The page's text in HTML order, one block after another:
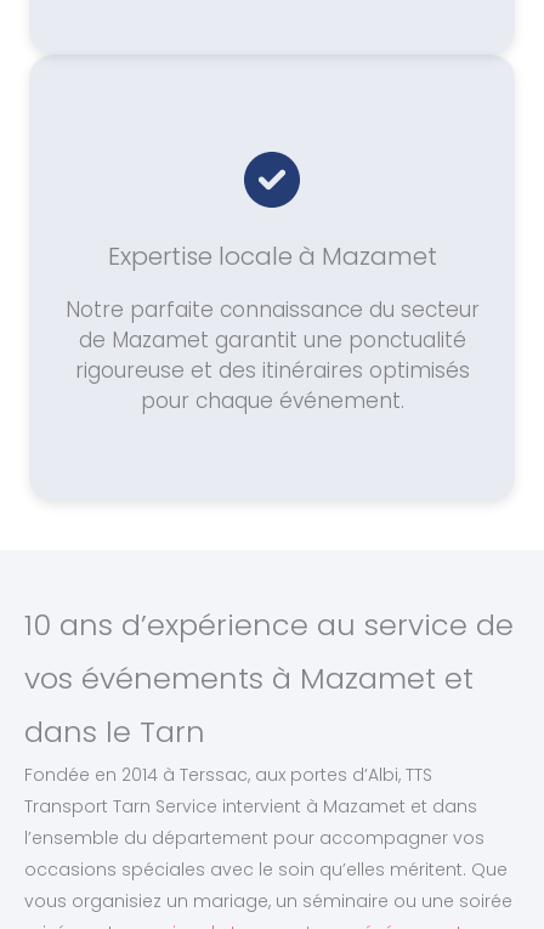
Expertise locale à Mazamet
Notre parfaite connaissance du secteur
de Mazamet garantit une ponctualité
rigoureuse et des itinéraires optimisés
pour chaque événement.
10 ans d’expérience au service de
vos événements à Mazamet et
dans le Tarn
Fondée en 2014 à Terssac, aux portes d’Albi, TTS
Transport Tarn Service intervient à Mazamet et dans
l’ensemble du département pour accompagner vos
occasions spéciales avec le soin qu’elles méritent. Que
vous organisiez un mariage, un séminaire ou une soirée